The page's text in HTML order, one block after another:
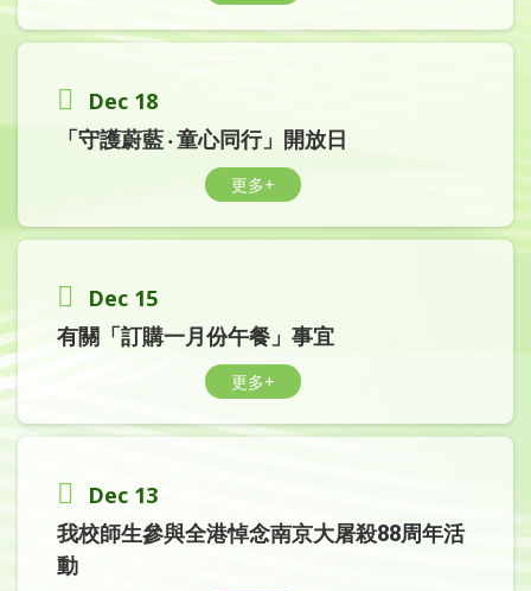
Dec 18
「守護蔚藍 ‧ 童心同行」開放日
更多+
Dec 15
有關「訂購一月份午餐」事宜
更多+
Dec 13
我校師生參與全港悼念南京大屠殺88周年活
動